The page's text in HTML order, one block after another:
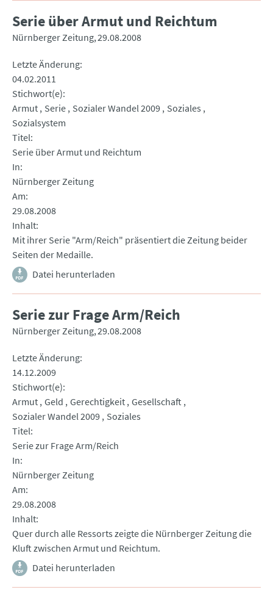
Serie über Armut und Reichtum
Nürnberger Zeitung 29.08.2008
Letzte Änderung
04.02.2011
Stichwort(e)
Armut Serie Sozialer Wandel 2009 Soziales
Sozialsystem
Titel
Serie über Armut und Reichtum
In
Nürnberger Zeitung
Am
29.08.2008
Inhalt
Mit ihrer Serie "Arm/Reich" präsentiert die Zeitung beider
Seiten der Medaille.
Datei herunterladen
Serie zur Frage Arm/Reich
Nürnberger Zeitung 29.08.2008
Letzte Änderung
14.12.2009
Stichwort(e)
Armut Geld Gerechtigkeit Gesellschaft
Sozialer Wandel 2009 Soziales
Titel
Serie zur Frage Arm/Reich
In
Nürnberger Zeitung
Am
29.08.2008
Inhalt
Quer durch alle Ressorts zeigte die Nürnberger Zeitung die
Kluft zwischen Armut und Reichtum.
Datei herunterladen